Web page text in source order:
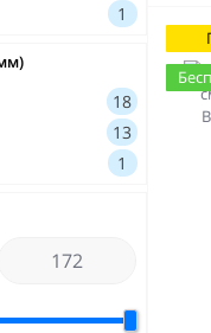
1
18
13
1